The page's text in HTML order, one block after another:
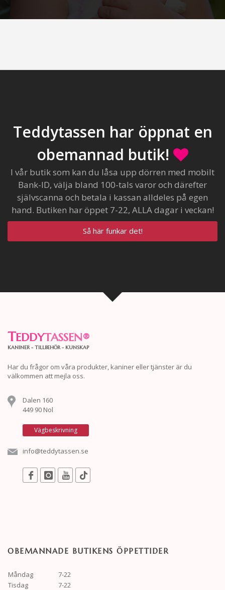
Teddytassen har öppnat en
obemannad butik!
I vår butik som kan du låsa upp dörren med mobilt
Bank-ID, välja bland 100-tals varor och därefter
självscanna och betala i kassan alldeles på egen
hand. Butiken har öppet 7-22, ALLA dagar i veckan!
Så här funkar det!
TEDDYTASSEN®
KANINER - TILLBEHÖR - KUNSKAP
Har du frågor om våra produkter, kaniner eller tjänster är du
välkommen att mejla oss.
Dalen 160
449 90 Nol
Vägbeskrivning
info@teddytassen.se
OBEMANNADE BUTIKENS ÖPPETTIDER
Måndag
7-22
Tisdag
7-22